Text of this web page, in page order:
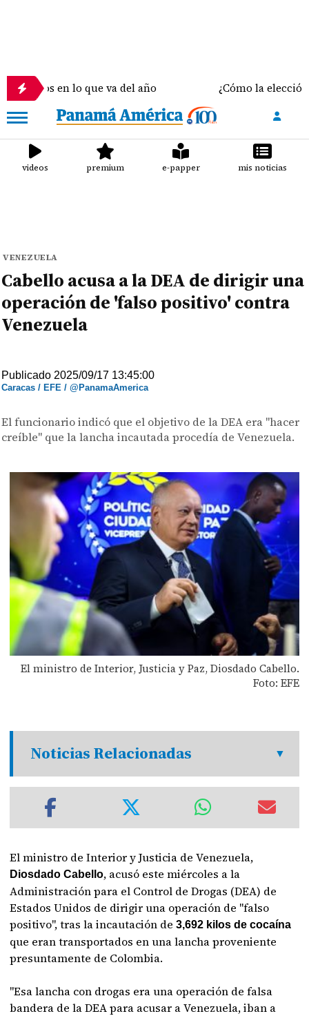
lo que va del año ¿Cómo la elección del
videos premium e-papper mis noticias
VENEZUELA
Cabello acusa a la DEA de dirigir una
operación de 'falso positivo' contra
Venezuela
Publicado 2025/09/17 13:45:00
Caracas / EFE / @PanamaAmerica
El funcionario indicó que el objetivo de la DEA era "hacer
creíble" que la lancha incautada procedía de Venezuela.
El ministro de Interior, Justicia y Paz, Diosdado Cabello.
Foto: EFE
Noticias Relacionadas
El ministro de Interior y Justicia de Venezuela,
Diosdado Cabello, acusó este miércoles a la
Administración para el Control de Drogas (DEA) de
Estados Unidos de dirigir una operación de "falso
positivo", tras la incautación de3,692 kilos de cocaína
que eran transportados en una lancha proveniente
presuntamente de Colombia.
"Esa lancha con drogas era una operación de falsa
bandera de la DEA para acusar a Venezuela, iban a